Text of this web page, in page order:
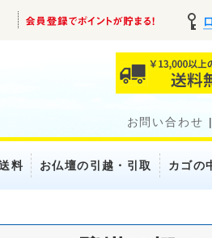
お問い合わせ |
料 お仏壇の引越・引取 カゴの